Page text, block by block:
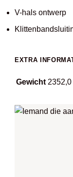
V-hals ontwerp
EXTRA
Gewicht 2352,0